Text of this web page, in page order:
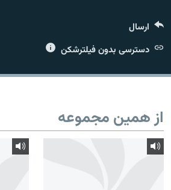
زبان‌های دیگر
ارسال
دسترسی بدون فیلترشکن
از همین مجموعه